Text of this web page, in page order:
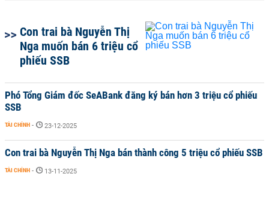
Con trai bà Nguyễn Thị
Nga muốn bán 6 triệu cổ
phiếu SSB
Phó Tổng Giám đốc SeABank đăng ký bán hơn 3 triệu cổ phiếu
SSB
TÀI CHÍNH - 23-12-2025
Con trai bà Nguyễn Thị Nga bán thành công 5 triệu cổ phiếu SSB
TÀI CHÍNH - 13-11-2025